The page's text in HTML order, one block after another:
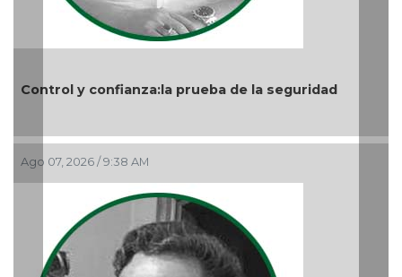
Nuevo ciclo en la UAT
Ago 05, 2026 / 9:04 PM